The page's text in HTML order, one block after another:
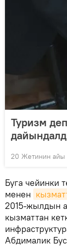
Туризм
20 Жетинин айы
Буга чейинки
менен
2015-жылдын
кызматтан
Абдималик